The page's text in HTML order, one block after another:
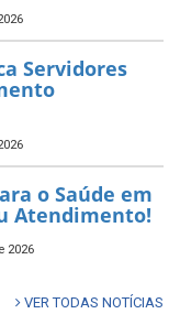
Servidores
o Saúde em
Atendimento!
2026
VER TODAS NOTÍCIAS